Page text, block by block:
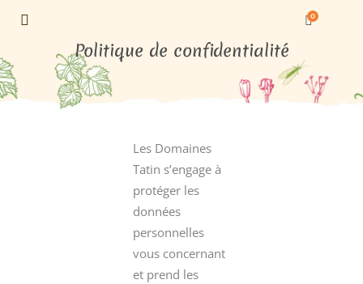
0
Politique de confidentialité
Les Domaines
Tatin s’engage à
protéger les
données
personnelles
vous concernant
et prend les